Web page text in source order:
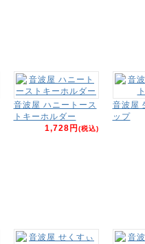
音波屋 ハニートース
トキーホルダー
1,728円(税込)
音波屋
ップ